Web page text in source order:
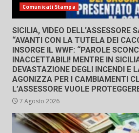
Comunicati Stampa
SICILIA, VIDEO DELL’ASSESSORE
“AVANTI CON LA TUTELA DEI
INSORGE IL WWF: “PAROLE
INACCETTABILI! MENTRE IN
DEVASTAZIONE DEGLI INCENDI E
AGONIZZA PER I CAMBIAMENTI
L’ASSESSORE VUOLE
7 Agosto 2026